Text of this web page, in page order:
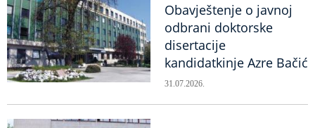
Obavještenje o javnoj
odbrani doktorske
disertacije
kandidatkinje Azre Bačić
31.07.2026.